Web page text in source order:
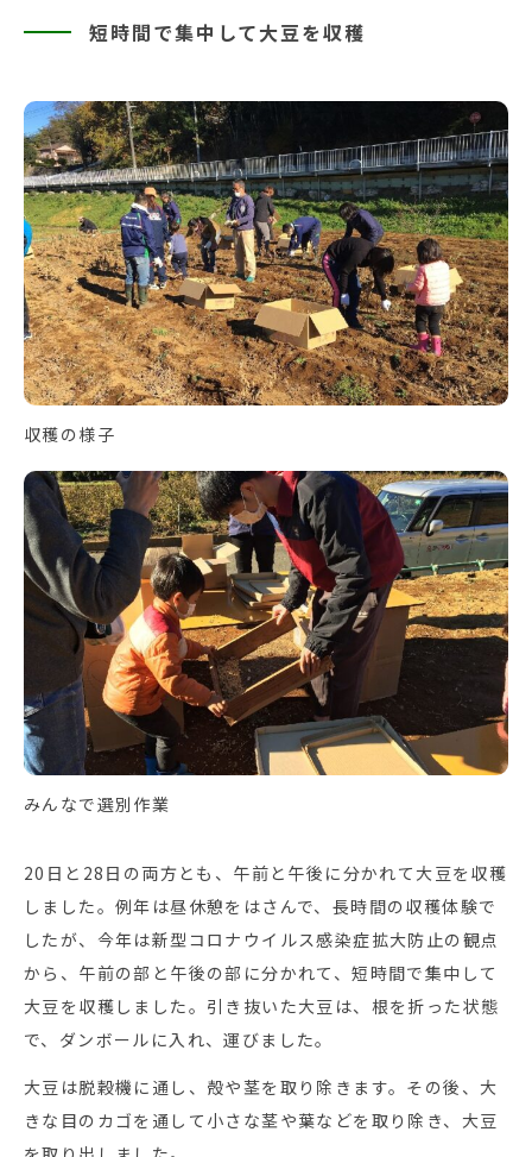
短時間で集中して大豆を収穫
収穫の様子
みんなで選別作業
20日と28日の両方とも、午前と午後に分かれて大豆を収穫
しました。例年は昼休憩をはさんで、長時間の収穫体験で
したが、今年は新型コロナウイルス感染症拡大防止の観点
から、午前の部と午後の部に分かれて、短時間で集中して
大豆を収穫しました。引き抜いた大豆は、根を折った状態
で、ダンボールに入れ、運びました。
大豆は脱穀機に通し、殻や茎を取り除きます。その後、大
きな目のカゴを通して小さな茎や葉などを取り除き、大豆